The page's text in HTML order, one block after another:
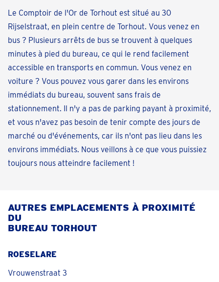
Le Comptoir de l'Or de Torhout est situé au 30
Rijselstraat, en plein centre de Torhout. Vous venez en
bus ? Plusieurs arrêts de bus se trouvent à quelques
minutes à pied du bureau, ce qui le rend facilement
accessible en transports en commun. Vous venez en
voiture ? Vous pouvez vous garer dans les environs
immédiats du bureau, souvent sans frais de
stationnement. Il n'y a pas de parking payant à proximité,
et vous n'avez pas besoin de tenir compte des jours de
marché ou d'événements, car ils n'ont pas lieu dans les
environs immédiats. Nous veillons à ce que vous puissiez
toujours nous atteindre facilement !
AUTRES EMPLACEMENTS À PROXIMITÉ
DU
BUREAU TORHOUT
ROESELARE
Vrouwenstraat 3